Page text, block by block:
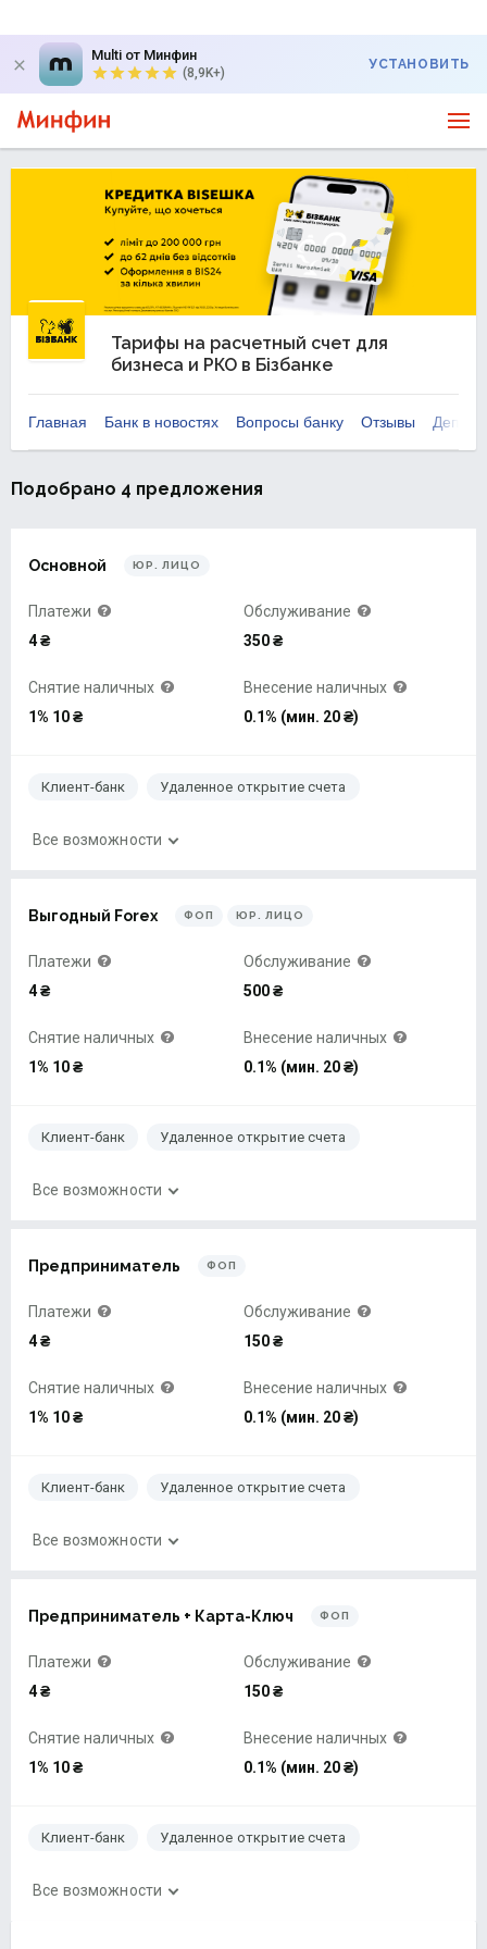
Multi от Минфин
(8,9K+)
УСТАНОВИТЬ
Тарифы на расчетный счет для
бизнеса и РКО в Бізбанке
Главная Банк в новостях Вопросы банку Отзывы
Подобрано 4 предложения
Основной ЮР. ЛИЦО
Платежи
4 ₴
Обслуживание
350 ₴
Снятие наличных
1% 10 ₴
Внесение наличных
0.1% (мин. 20 ₴)
Клиент-банк Удаленное открытие счета
Все возможности
Выгодный Forex ФОП ЮР. ЛИЦО
Платежи
4 ₴
Обслуживание
500 ₴
Снятие наличных
1% 10 ₴
Внесение наличных
0.1% (мин. 20 ₴)
Клиент-банк Удаленное открытие счета
Все возможности
Предприниматель ФОП
Платежи
4 ₴
Обслуживание
150 ₴
Снятие наличных
1% 10 ₴
Внесение наличных
0.1% (мин. 20 ₴)
Клиент-банк Удаленное открытие счета
Все возможности
Предприниматель + Карта-Ключ ФОП
Платежи
4 ₴
Обслуживание
150 ₴
Снятие наличных
1% 10 ₴
Внесение наличных
0.1% (мин. 20 ₴)
Клиент-банк Удаленное открытие счета
Все возможности